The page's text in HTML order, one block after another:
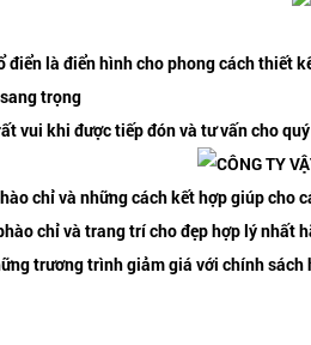
là điển hình cho phong cách thiết
trọng
vui khi được tiếp đón và tư vấn cho
chỉ và những cách kết hợp giúp
chỉ và trang trí cho đẹp hợp lý nhất
trương trình giảm giá với chính